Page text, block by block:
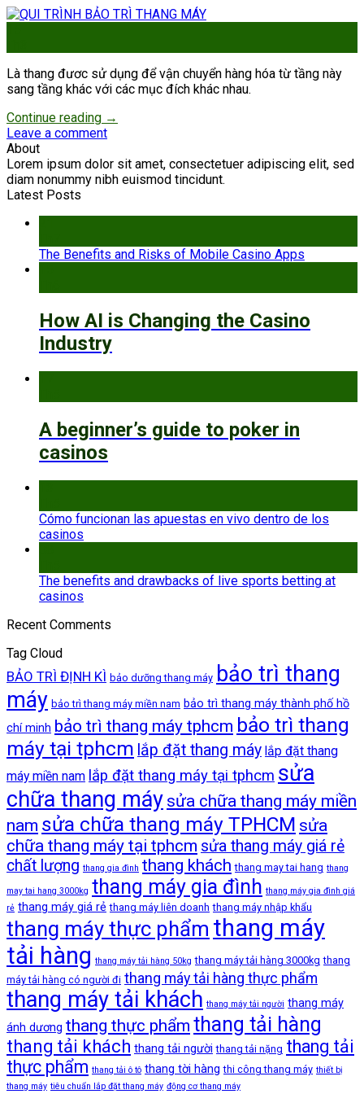
Là thang đươc sử dụng để vận chuyển hàng hóa từ tầng này
sang tầng khác với các mục đích khác nhau.
Continue reading →
Leave a comment
About
Lorem ipsum dolor sit amet, consectetuer adipiscing elit, sed
diam nonummy nibh euismod tincidunt.
Latest Posts
The Benefits and Risks of Mobile Casino Apps
How AI is Changing the Casino
Industry
A beginner’s guide to poker in
casinos
Cómo funcionan las apuestas en vivo dentro de los
casinos
The benefits and drawbacks of live sports betting at
casinos
Recent Comments
Tag Cloud
BẢO TRÌ ĐỊNH KÌ bảo dưỡng thang máy bảo trì thang
máy bảo trì thang máy miền nam bảo trì thang máy thành phố hồ
chí minh bảo trì thang máy tphcm bảo trì thang
máy tại tphcm lắp đặt thang máy lắp đặt thang
máy miền nam lắp đặt thang máy tại tphcm sửa
chữa thang máy sửa chữa thang máy miền
nam sửa chữa thang máy TPHCM sửa
chữa thang máy tại tphcm sửa thang máy giá rẻ
chất lượng thang gia đình thang khách thang may tai hang thang
may tai hang 3000kg thang máy gia đình thang máy gia đình giá
rẻ thang máy giá rẻ thang máy liên doanh thang máy nhập khẩu
thang máy thực phẩm thang máy
tải hàng thang máy tải hàng 50kg thang máy tải hàng 3000kg thang
máy tải hàng có người đi thang máy tải hàng thực phẩm
thang máy tải khách thang máy tải người thang máy
ánh dương thang thực phẩm thang tải hàng
thang tải khách thang tải người thang tải nặng thang tải
thực phẩm thang tải ô tô thang tời hàng thi công thang máy thiết bị
thang máy tiêu chuẩn lắp đặt thang máy động cơ thang máy